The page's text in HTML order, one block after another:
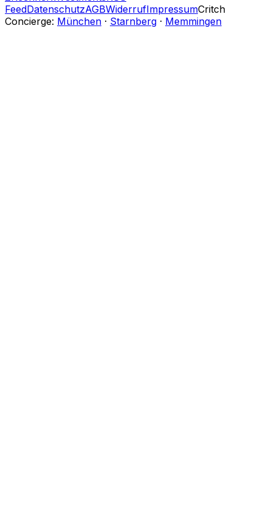
FeedDatenschutzAGBWiderrufImpressumCritch
Concierge: München · Starnberg · Memmingen